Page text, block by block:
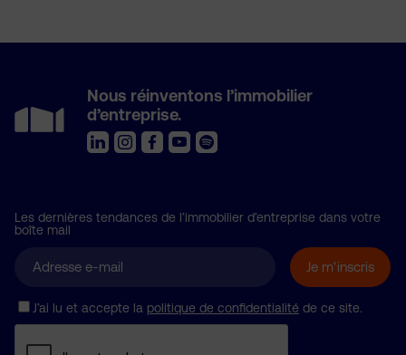
Nous réinventons l’immobilier
d’entreprise.
Les dernières tendances de l’immobilier d’entreprise dans votre
boîte mail
J’ai lu et accepte la politique de confidentialité de ce site.